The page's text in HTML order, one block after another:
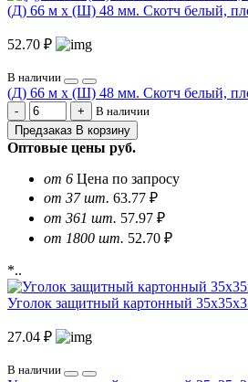
(Д) 66 м х (Ш) 48 мм. Скотч белый,
52.70 ₽
В наличии
(Д) 66 м х (Ш) 48 мм. Скотч белый,
В наличии
Предзаказ В корзину
Оптовые цены руб.
от 6 Цена по запросу
от 37 шт. 63.77 ₽
от 361 шт. 57.97 ₽
от 1800 шт. 52.70 ₽
*..
Уголок защитный картонный
27.04 ₽
В наличии